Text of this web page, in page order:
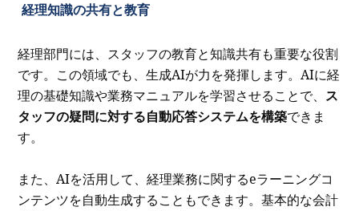
経理知識の共有と教育
経理部門には、スタッフの教育と知識共有も重要な役割
です。この領域でも、生成AIが力を発揮します。AIに経
理の基礎知識や業務マニュアルを学習させることで、 ス
タッフの疑問に対する自動応答システムを構築できま
す。
また、AIを活用して、経理業務に関するeラーニングコ
ンテンツを自動生成することもできます。基本的な会計